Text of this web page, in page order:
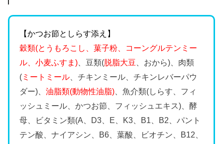
【かつお節としらす添え】
穀類(とうもろこし、菓子粉、コーングルテンミー
ル、小麦ふすま) 、豆類(脱脂大豆 、おから)、肉類
( ミートミール 、チキンミール、チキンレバーパウ
ダー)、油脂類(動物性油脂) 、魚介類(しらす、フィ
ッシュミール、かつお節、フィッシュエキス)、酵
母、ビタミン類(A、D3、E、K3、B1、B2、パント
テン酸、ナイアシン、B6、葉酸、ビオチン、B12、